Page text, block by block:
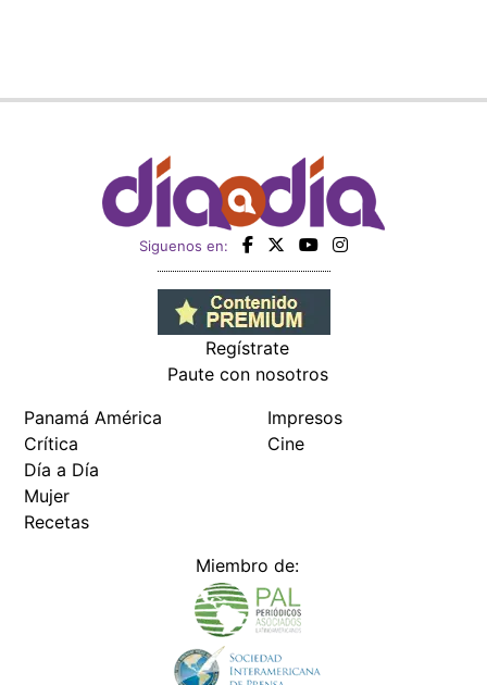
Siguenos en:
Regístrate
Paute con nosotros
Panamá América
Crítica
Día a Día
Mujer
Recetas
Impresos
Cine
Miembro de: